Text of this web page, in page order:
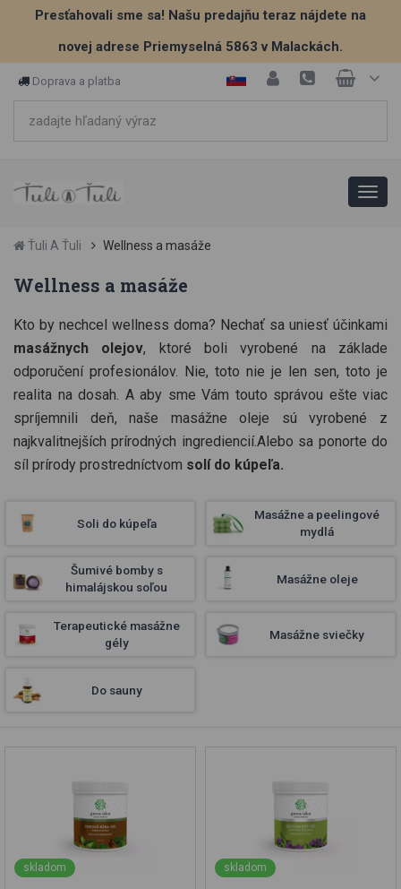
Presťahovali sme sa! Našu predajňu teraz nájdete na
novej adrese Priemyselná 5863 v Malackách.
Doprava a platba
Ťuli A Ťuli Wellness a masáže
Wellness a masáže
Kto by nechcel wellness doma? Nechať sa uniesť účinkami
masážnych olejov, ktoré boli vyrobené na základe
odporučení profesionálov. Nie, toto nie je len sen, toto je
realita na dosah. A aby sme Vám touto správou ešte viac
spríjemnili deň, naše masážne oleje sú vyrobené z
najkvalitnejších prírodných ingrediencií.Alebo sa ponorte do
síl prírody prostredníctvom solí do kúpeľa.
Soli do kúpeľa
Masážne a peelingové
mydlá
Šumivé bomby s
himalájskou soľou
Masážne oleje
Terapeutické masážne
gély
Masážne sviečky
Do sauny
skladom skladom